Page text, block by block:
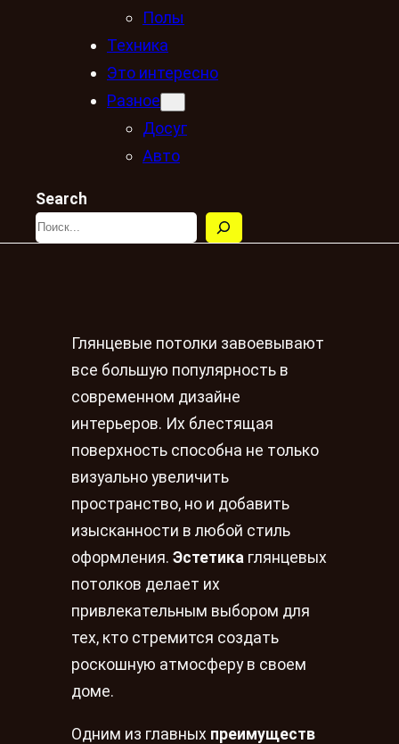
Полы
Техника
Это интересно
Разное
Досуг
Авто
Search
Глянцевые потолки завоевывают
все большую популярность в
современном дизайне
интерьеров. Их блестящая
поверхность способна не только
визуально увеличить
пространство, но и добавить
изысканности в любой стиль
оформления. Эстетика глянцевых
потолков делает их
привлекательным выбором для
тех, кто стремится создать
роскошную атмосферу в своем
доме.
Одним из главных преимуществ